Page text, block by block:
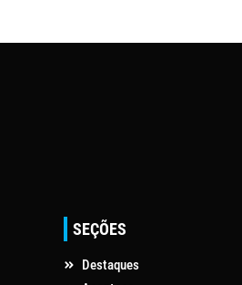
SEÇÕES
Destaques